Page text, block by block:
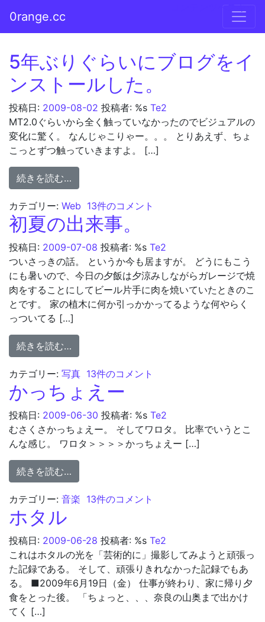
メインナビゲーション
0range.cc
5年ぶりぐらいにブログをイ
ンストールした。
投稿日: 2009-08-02 投稿者: %s Te2
MT2.0ぐらいから全く触っていなかったのでビジュアルの
変化に驚く。 なんじゃこりゃー。。。 とりあえず、ちょ
こっとずつ触っていきますよ。 […]
続きを読む…
カテゴリー: Web 5年ぶりぐらいにブログをインストール
13件のコメント
初夏の出来事。
投稿日: 2009-07-08 投稿者: %s Te2
ついさっきの話。 というか今も居ますが。 どうにもこう
にも暑いので、今日の夕飯は夕涼みしながらガレージで焼
肉をすることにしてビール片手に肉を焼いていたときのこ
とです。 家の植木に何か引っかかってるような何やらく
っついてる […]
続きを読む…
カテゴリー: 写真 初夏の出来事。 への
13件のコメント
かっちょえー
投稿日: 2009-06-30 投稿者: %s Te2
むさくさかっちょえー。 そしてワロタ。 比率でいうとこ
んな感じ。 ワロタ＞＞＞＞かっちょえー […]
続きを読む…
カテゴリー: 音楽 かっちょえー への
13件のコメント
ホタル
投稿日: 2009-06-28 投稿者: %s Te2
これはホタルの光を「芸術的に」撮影してみようと頑張っ
た記録である。 そして、頑張りきれなかった記録でもあ
る。 ■2009年6月19日（金） 仕事が終わり、家に帰り夕
食をとった後。 「ちょっと、、、奈良の山奥まで出かけ
てく […]